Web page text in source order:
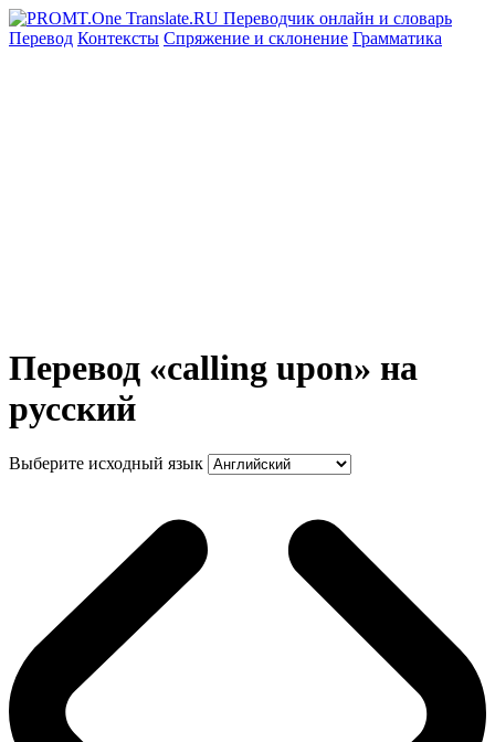
Перевод Контексты Спряжение и склонение Грамматика
Перевод «calling upon» на
русский
Выберите исходный язык